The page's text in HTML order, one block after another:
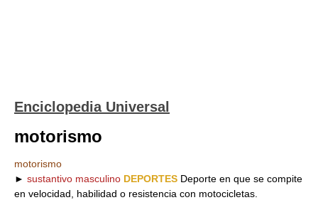
Enciclopedia Universal
motorismo
motorismo
► sustantivo masculino DEPORTES Deporte en que se compite
en velocidad, habilidad o resistencia con motocicletas.